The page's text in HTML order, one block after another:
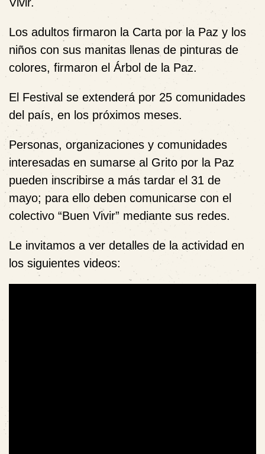
Los adultos firmaron la Carta por la Paz y los
niños con sus manitas llenas de pinturas de
colores, firmaron el Árbol de la Paz.
El Festival se extenderá por 25 comunidades
del país, en los próximos meses.
Personas, organizaciones y comunidades
interesadas en sumarse al Grito por la Paz
pueden inscribirse a más tardar el 31 de
mayo; para ello deben comunicarse con el
colectivo “Buen Vivir” mediante sus redes.
Le invitamos a ver detalles de la actividad en
los siguientes videos: